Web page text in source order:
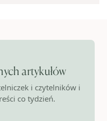
artykułów
i czytelników i
co tydzień.